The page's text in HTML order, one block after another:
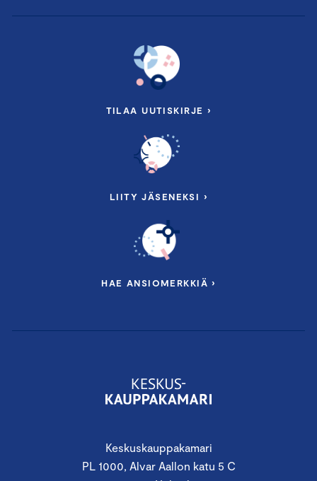
Keskuskauppakamari
PL 1000, Alvar Aallon katu 5 C
TILAA UUTISKIRJE ›
LIITY JÄSENEKSI ›
HAE ANSIOMERKKIÄ ›